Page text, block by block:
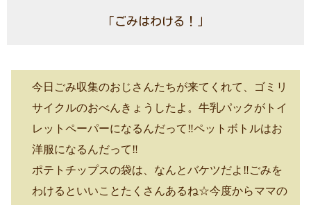
「ごみはわける！」
今日ごみ収集のおじさんたちが来てくれて、ゴミリ
サイクルのおべんきょうしたよ。 牛乳パックがトイ
レットペーパーになるんだって‼ペットボトルはお
洋服になるんだって‼
ポテトチップスの袋は、なんとバケツだよ‼ごみを
わけるといいことたくさんあるね☆今度からママの